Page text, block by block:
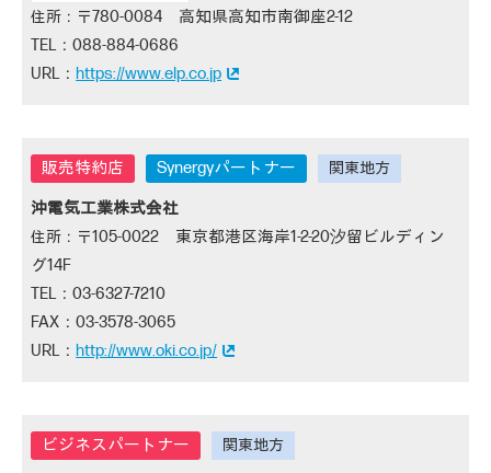
780-0084 高知県高知市南御座2-12
088-884-0686
https://www.elp.co.jp
Synergyパートナー
沖電気工業株式会社
105-0022 東京都港区海岸1-2-20汐留ビルディン
グ14F
03-6327-7210
03-3578-3065
http://www.oki.co.jp/